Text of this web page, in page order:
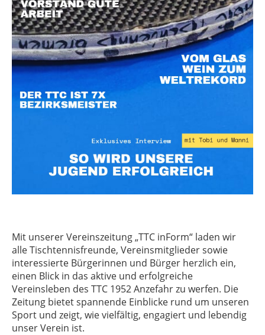
Mit unserer Vereinszeitung „TTC inForm“ laden wir
alle Tischtennisfreunde, Vereinsmitglieder sowie
interessierte Bürgerinnen und Bürger herzlich ein,
einen Blick in das aktive und erfolgreiche
Vereinsleben des TTC 1952 Anzefahr zu werfen. Die
Zeitung bietet spannende Einblicke rund um unseren
Sport und zeigt, wie vielfältig, engagiert und lebendig
unser Verein ist.